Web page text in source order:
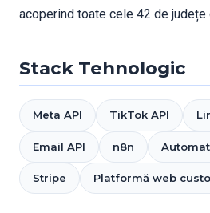
acoperind toate cele 42 de județe
Stack Tehnologic
Meta API TikTok API
Email API n8n
Stripe Platformă web